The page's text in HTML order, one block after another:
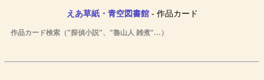
えあ草紙・青空図書館- 作品カード
作品カード検索（"探偵小説"、"魯山人 雑煮"…）